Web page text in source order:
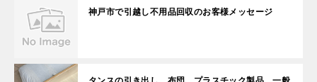
神戸市で引越し不用品回収のお客様メッセージ